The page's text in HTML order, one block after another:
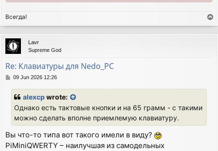
Всегда!
o
p
Lavr
Supreme God
Re: Клавиатуры для Nedo_PC
P09 Jun 2026 12:26
alexcpwrote:
Однако есть тактовые кнопки и на 65 грамм - с такими
можно сделать вполне приемлемую клавиатуру.
Вы что-то типа вот такого имели в виду?
PiMiniQWERTY – наилучшая из самодельных